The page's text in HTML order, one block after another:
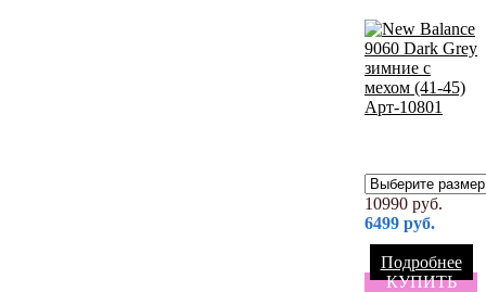
10990 руб.
6499 руб.
Подробнее
КУПИТЬ